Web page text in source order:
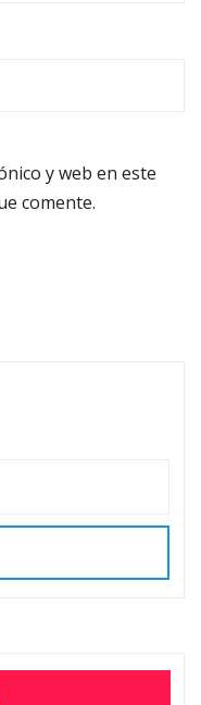
y web en este
comente.